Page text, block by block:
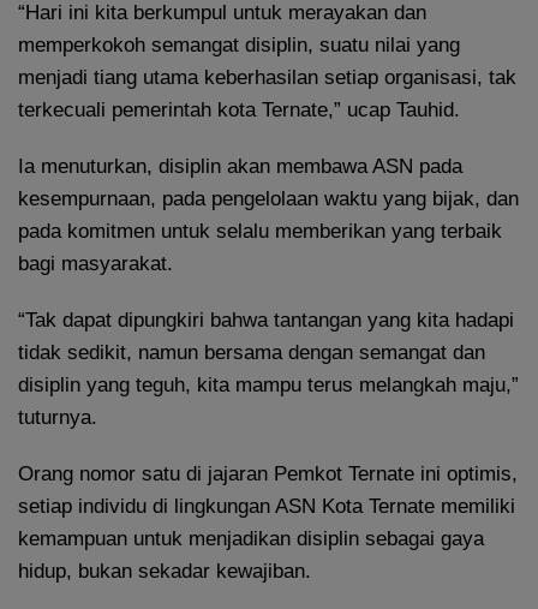
“Hari ini kita berkumpul untuk merayakan dan
memperkokoh semangat disiplin, suatu nilai yang
menjadi tiang utama keberhasilan setiap organisasi, tak
terkecuali pemerintah kota Ternate,” ucap Tauhid.
Ia menuturkan, disiplin akan membawa ASN pada
kesempurnaan, pada pengelolaan waktu yang bijak, dan
pada komitmen untuk selalu memberikan yang terbaik
bagi masyarakat.
“Tak dapat dipungkiri bahwa tantangan yang kita hadapi
tidak sedikit, namun bersama dengan semangat dan
disiplin yang teguh, kita mampu terus melangkah maju,”
tuturnya.
Orang nomor satu di jajaran Pemkot Ternate ini optimis,
setiap individu di lingkungan ASN Kota Ternate memiliki
kemampuan untuk menjadikan disiplin sebagai gaya
hidup, bukan sekadar kewajiban.